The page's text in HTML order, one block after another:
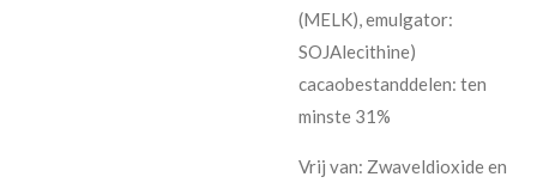
(MELK), emulgator:
SOJAlecithine)
cacaobestanddelen: ten
minste 31%
Vrij van: Zwaveldioxide en